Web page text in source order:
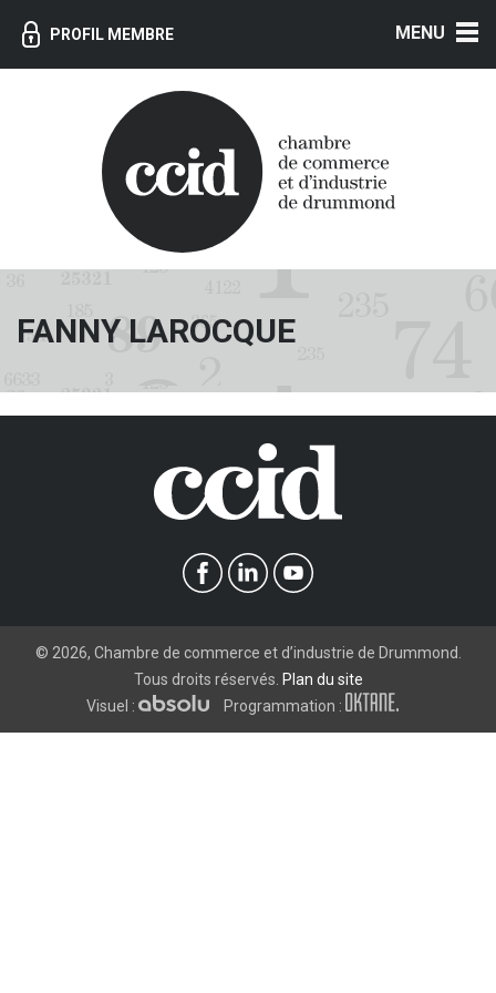
PROFIL MEMBRE
FANNY LAROCQUE
© 2026, Chambre de commerce et d’industrie de Drummond.
Tous droits réservés. Plan du site
Visuel :
Programmation :
MENU